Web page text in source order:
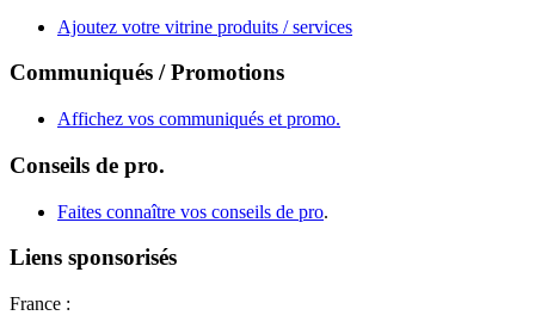
Ajoutez votre vitrine produits / services
Communiqués / Promotions
Affichez vos communiqués et promo.
Conseils de pro.
Faites connaître vos conseils de pro.
Liens sponsorisés
France :